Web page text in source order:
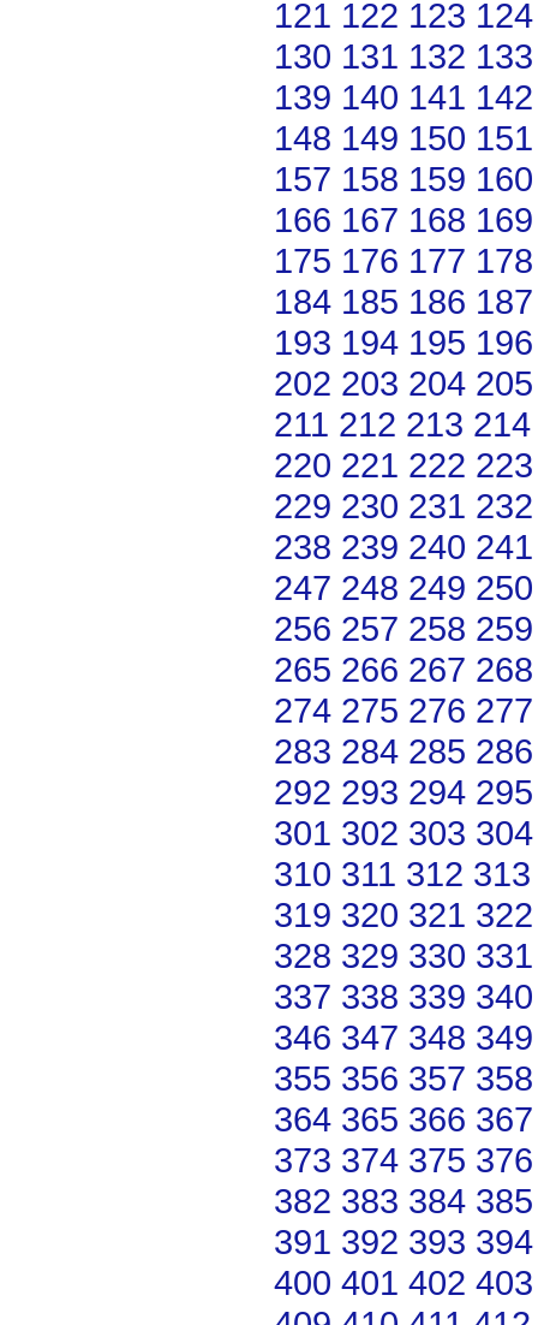
121 122 123 124
130 131 132 133
139 140 141 142
148 149 150 151
157 158 159 160
166 167 168 169
175 176 177 178
184 185 186 187
193 194 195 196
202 203 204 205
211 212 213 214
220 221 222 223
229 230 231 232
238 239 240 241
247 248 249 250
256 257 258 259
265 266 267 268
274 275 276 277
283 284 285 286
292 293 294 295
301 302 303 304
310 311 312 313
319 320 321 322
328 329 330 331
337 338 339 340
346 347 348 349
355 356 357 358
364 365 366 367
373 374 375 376
382 383 384 385
391 392 393 394
400 401 402 403